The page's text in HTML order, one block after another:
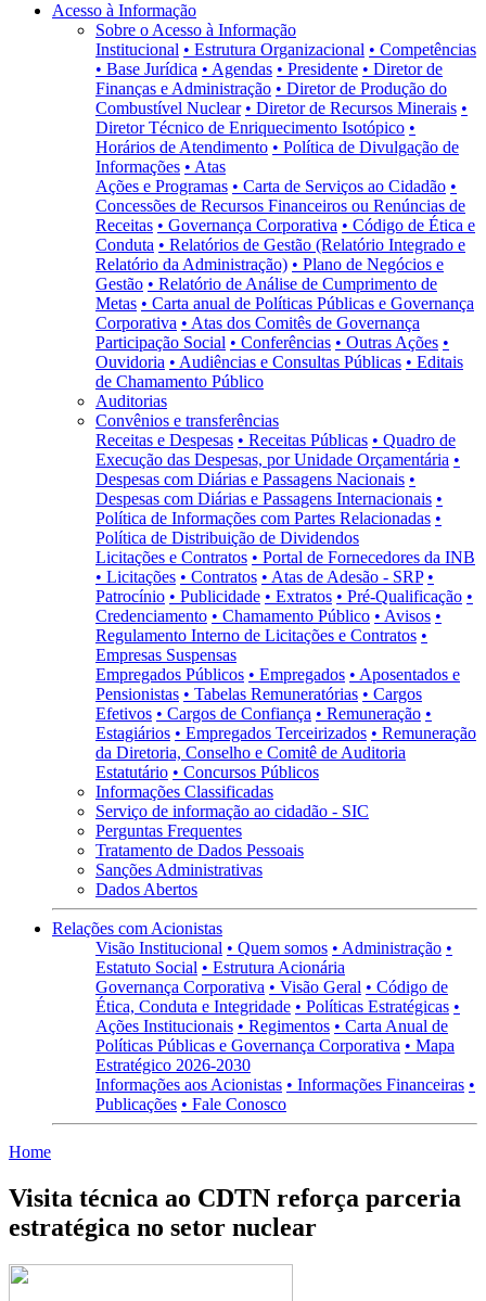
Acesso à Informação
Sobre o Acesso à Informação
Institucional • Estrutura Organizacional • Competências
• Base Jurídica • Agendas • Presidente • Diretor de
Finanças e Administração • Diretor de Produção do
Combustível Nuclear • Diretor de Recursos Minerais •
Diretor Técnico de Enriquecimento Isotópico •
Horários de Atendimento • Política de Divulgação de
Informações • Atas
Ações e Programas • Carta de Serviços ao Cidadão •
Concessões de Recursos Financeiros ou Renúncias de
Receitas • Governança Corporativa • Código de Ética e
Conduta • Relatórios de Gestão (Relatório Integrado e
Relatório da Administração) • Plano de Negócios e
Gestão • Relatório de Análise de Cumprimento de
Metas • Carta anual de Políticas Públicas e Governança
Corporativa • Atas dos Comitês de Governança
Participação Social • Conferências • Outras Ações •
Ouvidoria • Audiências e Consultas Públicas • Editais
de Chamamento Público
Auditorias
Convênios e transferências
Receitas e Despesas • Receitas Públicas • Quadro de
Execução das Despesas, por Unidade Orçamentária •
Despesas com Diárias e Passagens Nacionais •
Despesas com Diárias e Passagens Internacionais •
Política de Informações com Partes Relacionadas •
Política de Distribuição de Dividendos
Licitações e Contratos • Portal de Fornecedores da INB
• Licitações • Contratos • Atas de Adesão - SRP •
Patrocínio • Publicidade • Extratos • Pré-Qualificação •
Credenciamento • Chamamento Público • Avisos •
Regulamento Interno de Licitações e Contratos •
Empresas Suspensas
Empregados Públicos • Empregados • Aposentados e
Pensionistas • Tabelas Remuneratórias • Cargos
Efetivos • Cargos de Confiança • Remuneração •
Estagiários • Empregados Terceirizados • Remuneração
da Diretoria, Conselho e Comitê de Auditoria
Estatutário • Concursos Públicos
Informações Classificadas
Serviço de informação ao cidadão - SIC
Perguntas Frequentes
Tratamento de Dados Pessoais
Sanções Administrativas
Dados Abertos
Relações com Acionistas
Visão Institucional • Quem somos • Administração •
Estatuto Social • Estrutura Acionária
Governança Corporativa • Visão Geral • Código de
Ética, Conduta e Integridade • Políticas Estratégicas •
Ações Institucionais • Regimentos • Carta Anual de
Políticas Públicas e Governança Corporativa • Mapa
Estratégico 2026-2030
Informações aos Acionistas • Informações Financeiras •
Publicações • Fale Conosco
Home
Visita técnica ao CDTN reforça parceria
estratégica no setor nuclear